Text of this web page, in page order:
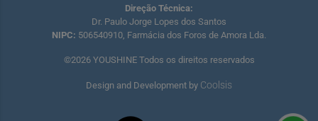
Direção Técnica:
Dr. Paulo Jorge Lopes dos Santos
NIPC: 506540910, Farmácia dos Foros de Amora Lda.
©2026 YOUSHINE Todos os direitos reservados
Design and Development by Coolsis